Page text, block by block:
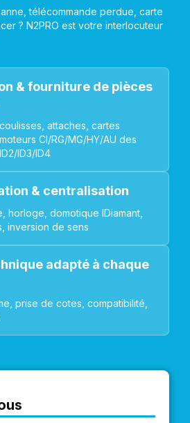
télécommande perdue, carte
? N2PRO est votre interlocuteur
& fourniture de pièces
attaches, cartes
CI/RG/MG/HY/AU des
ID3/ID4
& centralisation
horloge, domotique IDiamant,
inversion de sens
adapté à chaque
prise de cotes, compatibilité,